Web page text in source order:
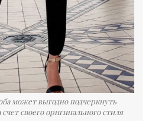
может выгодно подчеркнуть
своего оригинального стиля